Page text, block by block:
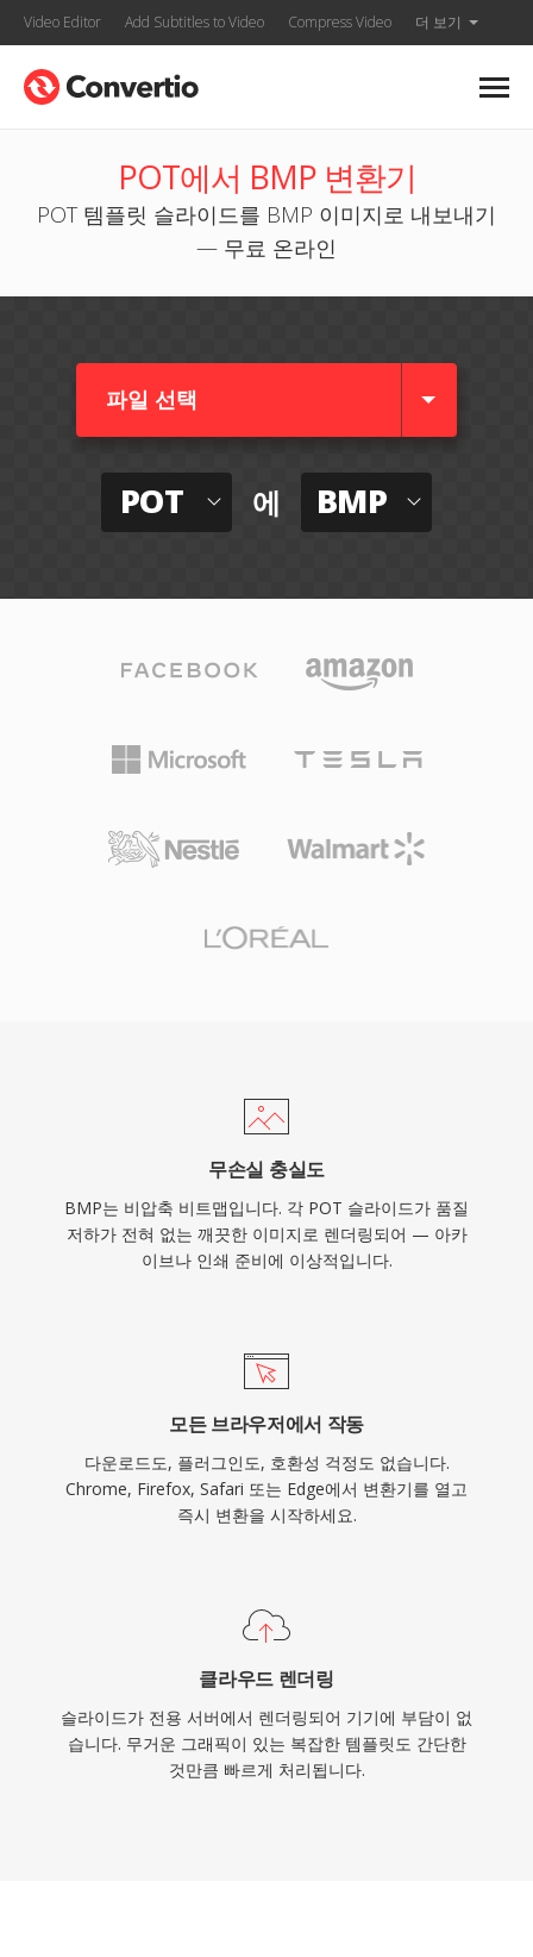
Video Editor Add Subtitles to Video Compress Video 더 보기
POT에서 BMP 변환기
POT 템플릿 슬라이드를 BMP 이미지로 내보내기
— 무료 온라인
파일 선택
POT 에 BMP
무손실 충실도
BMP는 비압축 비트맵입니다. 각 POT 슬라이드가 품질
저하가 전혀 없는 깨끗한 이미지로 렌더링되어 — 아카
이브나 인쇄 준비에 이상적입니다.
모든 브라우저에서 작동
다운로드도, 플러그인도, 호환성 걱정도 없습니다.
Chrome, Firefox, Safari 또는 Edge에서 변환기를 열고
즉시 변환을 시작하세요.
클라우드 렌더링
슬라이드가 전용 서버에서 렌더링되어 기기에 부담이 없
습니다. 무거운 그래픽이 있는 복잡한 템플릿도 간단한
것만큼 빠르게 처리됩니다.